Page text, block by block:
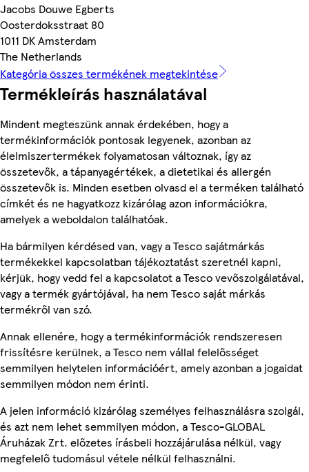
Jacobs Douwe Egberts
Oosterdoksstraat 80
1011 DK Amsterdam
The Netherlands
Kategória összes termékének megtekintése
Termékleírás használatával
Mindent megteszünk annak érdekében, hogy a
termékinformációk pontosak legyenek, azonban az
élelmiszertermékek folyamatosan változnak, így az
összetevők, a tápanyagértékek, a dietetikai és allergén
összetevők is. Minden esetben olvasd el a terméken található
címkét és ne hagyatkozz kizárólag azon információkra,
amelyek a weboldalon találhatóak.
Ha bármilyen kérdésed van, vagy a Tesco sajátmárkás
termékekkel kapcsolatban tájékoztatást szeretnél kapni,
kérjük, hogy vedd fel a kapcsolatot a Tesco vevőszolgálatával,
vagy a termék gyártójával, ha nem Tesco saját márkás
termékről van szó.
Annak ellenére, hogy a termékinformációk rendszeresen
frissítésre kerülnek, a Tesco nem vállal felelősséget
semmilyen helytelen információért, amely azonban a jogaidat
semmilyen módon nem érinti.
A jelen információ kizárólag személyes felhasználásra szolgál,
és azt nem lehet semmilyen módon, a Tesco-GLOBAL
Áruházak Zrt. előzetes írásbeli hozzájárulása nélkül, vagy
megfelelő tudomásul vétele nélkül felhasználni.